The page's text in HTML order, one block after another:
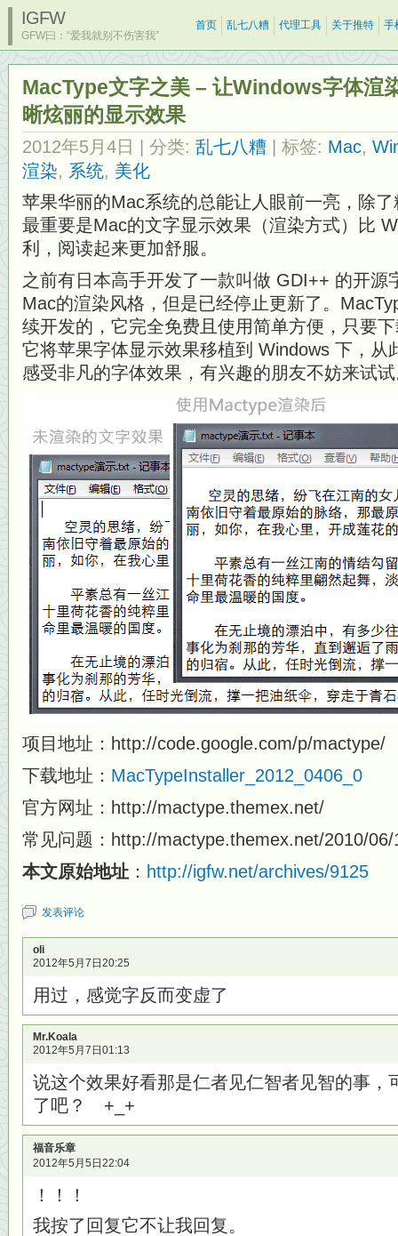
IGFW
GFW曰：“爱我就别不伤害我”
首页 乱七八糟 代理工具 关于推特 手
MacType文字之美 – 让Windows字体渲
晰炫丽的显示效果
2012年5月4日 | 分类: 乱七八糟 | 标签: Mac,
渲染, 系统, 美化
苹果华丽的Mac系统的总能让人眼前一亮，除
最重要是Mac的文字显示效果（渲染方式）比
利，阅读起来更加舒服。
之前有日本高手开发了一款叫做 GDI++ 的开源
Mac的渲染风格，但是已经停止更新了。
续开发的，它完全免费且使用简单方便，只要
它将苹果字体显示效果移植到 Windows 下，从
感受非凡的字体效果，有兴趣的朋友不妨来试
项目地址：http://code.google.com/p/mactype/
下载地址： MacTypeInstaller_2012_0406_0
官方网址：http://mactype.themex.net/
常见问题：http://mactype.themex.net/2010/06/
本文原始地址 ： http://igfw.net/archives/9125
发表评论
oli
2012年5月7日20:25
用过，感觉字反而变虚了
Mr.Koala
2012年5月7日01:13
说这个效果好看那是仁者见仁智者见智的事
了吧？ +_+
福音乐章
2012年5月5日22:04
！！！
我按了回复它不让我回复。